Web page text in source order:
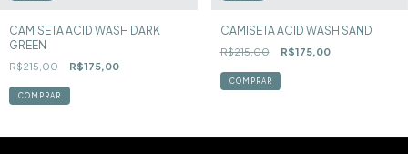
CAMISETA ACID WASH DARK
GREEN
R$215,00 R$175,00
COMPRAR
CAMISETA ACID WASH SAND
R$215,00 R$175,00
COMPRAR